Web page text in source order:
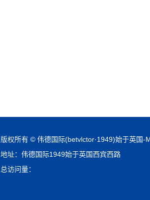
版权所有 © 伟德国际(betvlctor·1949)始于英国-
地址：伟德国际1949始于英国西宾西路
总访问量：